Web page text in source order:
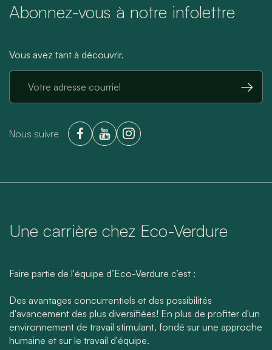
Abonnez-vous à notre infolettre
Vous avez tant à découvrir.
→
Nous suivre
Une carrière chez Eco-Verdure
Faire partie de l'équipe d’Eco-Verdure c’est :
Des avantages concurrentiels et des possibilités
d'avancement des plus diversifiées! En plus de profiter d'un
environnement de travail stimulant, fondé sur une approche
humaine et sur le travail d'équipe.